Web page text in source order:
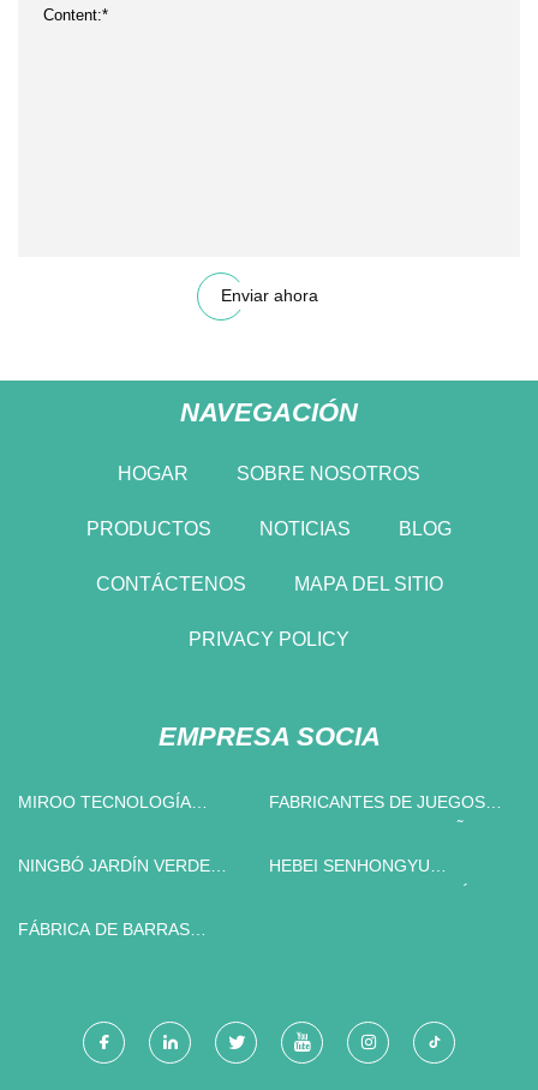
Enviar ahora
NAVEGACIÓN
HOGAR SOBRE NOSOTROS
PRODUCTOS NOTICIAS BLOG
CONTÁCTENOS MAPA DEL SITIO
PRIVACY POLICY
EMPRESA SOCIA
MIROO TECNOLOGÍA
FABRICANTES DE JUEGOS
CHINA
NINGBÓ JARDÍN VERDE
LIMITADO.
HEBEI SENHONGYU
FÁBRICA DE BARRAS